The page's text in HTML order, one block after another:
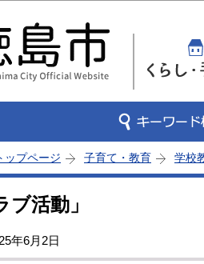
ップページ 子育て・教育 学校
ブ活動」
年6月2日